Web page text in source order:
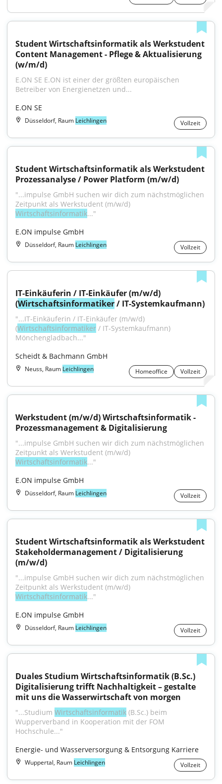
Student Wirtschaftsinformatik als Werkstudent
Content Management - Pflege & Aktualisierung
(w/m/d)
E.ON SE E.ON ist einer der größten europäischen
Betreiber von Energienetzen und...
E.ON SE
Düsseldorf, Raum Leichlingen Vollzeit
Student Wirtschaftsinformatik als Werkstudent
Prozessanalyse / Power Platform (m/w/d)
"...impulse GmbH suchen wir dich zum nächstmöglichen
Wirtschaftsinformatik..."
E.ON impulse GmbH
Düsseldorf, Raum Leichlingen Vollzeit
IT-Einkäuferin / IT-Einkäufer (m/w/d)
(Wirtschaftsinformatiker / IT-Systemkaufmann)
"...IT-Einkäuferin / IT-Einkäufer (m/w/d)
(Wirtschaftsinformatiker / IT-Systemkaufmann)
Mönchengladbach..."
Scheidt & Bachmann GmbH
Neuss, Raum Leichlingen Homeoffice Vollzeit
Werkstudent (m/w/d) Wirtschaftsinformatik -
Prozessmanagement & Digitalisierung
"...impulse GmbH suchen wir dich zum nächstmöglichen
Wirtschaftsinformatik..."
E.ON impulse GmbH
Düsseldorf, Raum Leichlingen Vollzeit
Student Wirtschaftsinformatik als Werkstudent
Stakeholdermanagement / Digitalisierung
(m/w/d)
"...impulse GmbH suchen wir dich zum nächstmöglichen
Wirtschaftsinformatik..."
E.ON impulse GmbH
Düsseldorf, Raum Leichlingen Vollzeit
Duales Studium Wirtschaftsinformatik (B.Sc.)
Digitalisierung trifft Nachhaltigkeit – gestalte
mit uns die Wasserwirtschaft von morgen
"...Studium Wirtschaftsinformatik (B.Sc.) beim
Wupperverband in Kooperation mit der FOM
Hochschule..."
Energie- und Wasserversorgung & Entsorgung Karriere
Wuppertal, Raum Leichlingen Vollzeit